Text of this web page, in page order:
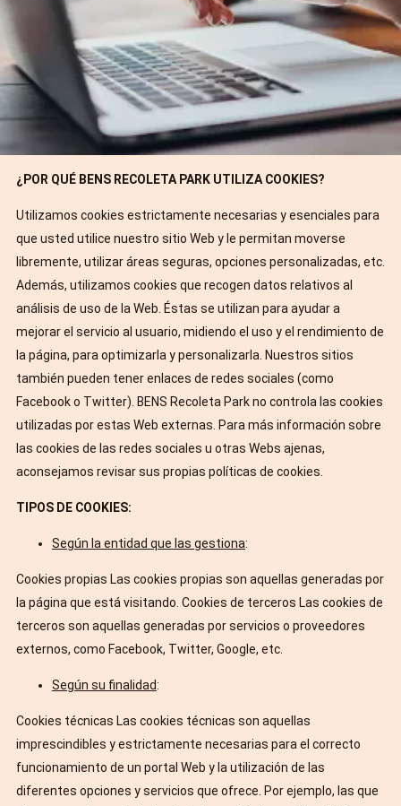
contiene datos anónimos que no son perjudiciales para su
equipo. Se utilizan para recordar las preferencias del usuario,
como el idioma seleccionado, datos de acceso o personalización
de la página. Las cookies también pueden ser utilizadas para
registrar información anónima acerca de cómo un visitante
utiliza un sitio. Por ejemplo, desde qué página Web ha accedido,
o si ha utilizado un "banner" publicitario para llegar.
¿POR QUÉ BENS RECOLETA PARK UTILIZA COOKIES?
Utilizamos cookies estrictamente necesarias y esenciales para
que usted utilice nuestro sitio Web y le permitan moverse
libremente, utilizar áreas seguras, opciones personalizadas, etc.
Además, utilizamos cookies que recogen datos relativos al
análisis de uso de la Web. Éstas se utilizan para ayudar a
mejorar el servicio al usuario, midiendo el uso y el rendimiento de
la página, para optimizarla y personalizarla. Nuestros sitios
también pueden tener enlaces de redes sociales (como
Facebook o Twitter). BENS Recoleta Park no controla las cookies
utilizadas por estas Web externas. Para más información sobre
las cookies de las redes sociales u otras Webs ajenas,
aconsejamos revisar sus propias políticas de cookies.
TIPOS DE COOKIES:
Según la entidad que las gestiona:
Cookies propias Las cookies propias son aquellas generadas por
la página que está visitando. Cookies de terceros Las cookies de
terceros son aquellas generadas por servicios o proveedores
externos, como Facebook, Twitter, Google, etc.
Según su finalidad:
Cookies técnicas Las cookies técnicas son aquellas
imprescindibles y estrictamente necesarias para el correcto
funcionamiento de un portal Web y la utilización de las
diferentes opciones y servicios que ofrece. Por ejemplo, las que